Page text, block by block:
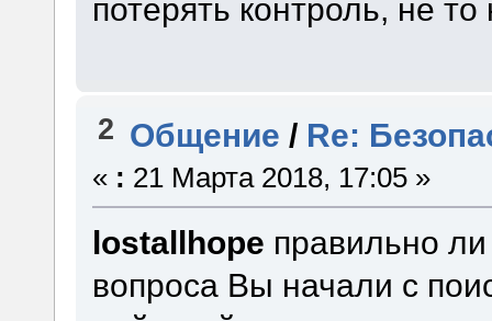
потерять контроль, не
2 Общение / Re:
« : 21 Марта 2018, 17:05 »
lostallhope правильно
вопроса Вы начали с